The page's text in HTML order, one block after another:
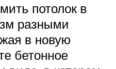
потолок в
разными
в новую
бетонное